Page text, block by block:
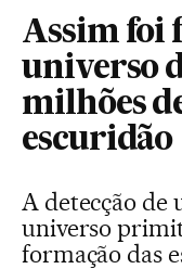
Assim foi
universo
milhões
escuridão
A detecção de
universo
formação das